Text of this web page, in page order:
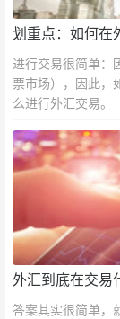
划重点：如何在
进行交易很简单：
票市场），因此，
么进行外汇交易。
外汇到底在交易
答案其实很简单，